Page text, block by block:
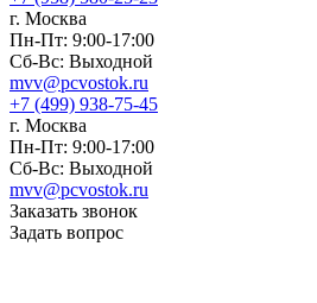
г. Москва
Пн-Пт: 9:00-17:00
Сб-Вс: Выходной
mvv@pcvostok.ru
+7 (499) 938-75-45
г. Москва
Пн-Пт: 9:00-17:00
Сб-Вс: Выходной
mvv@pcvostok.ru
Заказать звонок
Задать вопрос